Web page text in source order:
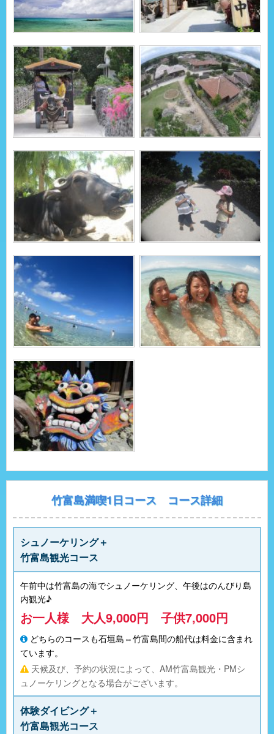
竹富島満喫1日コース コース詳細
シュノーケリング＋
竹富島観光コース
午前中は竹富島の海でシュノーケリング、午後はのんびり島
内観光♪
お一人様 大人9,000円 子供7,000円
どちらのコースも石垣島⇔竹富島間の船代は料金に含まれ
ています。
天候及び、予約の状況によって、AM竹富島観光・PMシ
ュノーケリングとなる場合がございます。
体験ダイビング＋
竹富島観光コース